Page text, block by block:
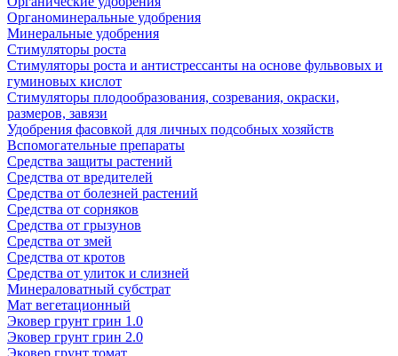
Органоминеральные удобрения
Минеральные удобрения
Стимуляторы роста
Стимуляторы роста и антистрессанты на основе фульвовых и
гуминовых кислот
Стимуляторы плодообразования, созревания, окраски,
размеров, завязи
Удобрения фасовкой для личных подсобных хозяйств
Вспомогательные препараты
Средства защиты растений
Средства от вредителей
Средства от болезней растений
Средства от сорняков
Средства от грызунов
Средства от змей
Средства от кротов
Средства от улиток и слизней
Минераловатный субстрат
Мат вегетационный
Эковер грунт грин 1.0
Эковер грунт грин 2.0
Эковер грунт томат